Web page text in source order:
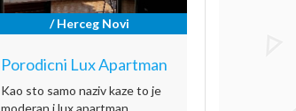
/ Herceg Novi
Porodicni Lux Apartman
Kao sto samo naziv kaze to je